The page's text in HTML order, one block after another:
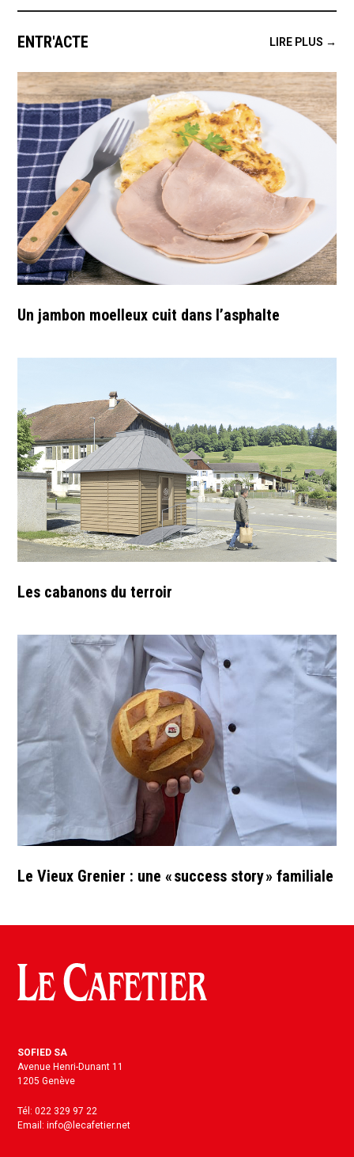
ENTR'ACTE LIRE PLUS →
Un jambon moelleux cuit dans l’asphalte
Les cabanons du terroir
Le Vieux Grenier : une « success story » familiale
SOFIED SA
Avenue Henri-Dunant 11
1205 Genève
Tél: 022 329 97 22
Email: info@lecafetier.net